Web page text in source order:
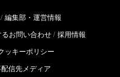
編集部・運営情報
お問い合わせ 採用情報
ッキーポリシー
信先メディア